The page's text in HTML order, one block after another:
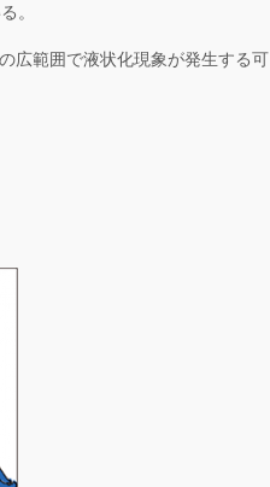
。
広範囲で液状化現象が発生する可